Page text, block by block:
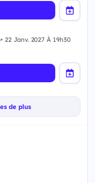
• 22 Janv. 2027 À 19h30
de plus